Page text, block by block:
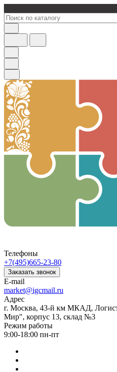
Телефоны
+7(495)665-23-80
Заказать звонок
E-mail
market@igcmail.ru
Адрес
г. Москва, 43-й км МКАД,
Мир", корпус 13, склад №3
Режим работы
9:00-18:00 пн-пт